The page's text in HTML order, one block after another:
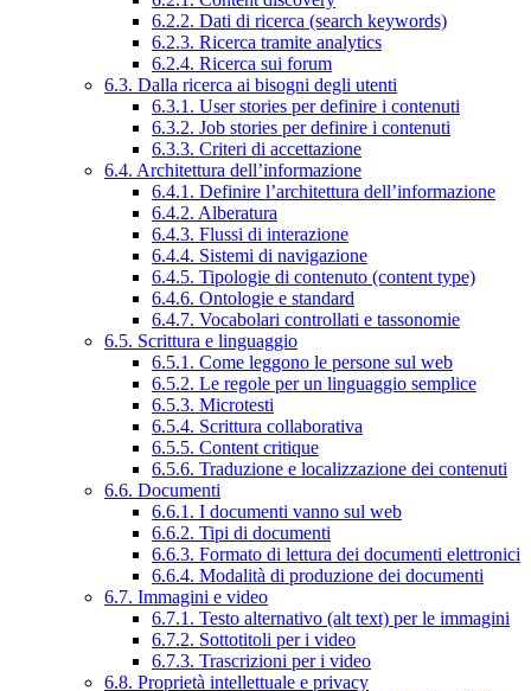
6.2.2. Dati di ricerca (search keywords)
6.2.3. Ricerca tramite analytics
6.2.4. Ricerca sui forum
6.3. Dalla ricerca ai bisogni degli utenti
6.3.1. User stories per definire i contenuti
6.3.2. Job stories per definire i contenuti
6.3.3. Criteri di accettazione
6.4. Architettura dell’informazione
6.4.1. Definire l’architettura dell’informazione
6.4.2. Alberatura
6.4.3. Flussi di interazione
6.4.4. Sistemi di navigazione
6.4.5. Tipologie di contenuto (content type)
6.4.6. Ontologie e standard
6.4.7. Vocabolari controllati e tassonomie
6.5. Scrittura e linguaggio
6.5.1. Come leggono le persone sul web
6.5.2. Le regole per un linguaggio semplice
6.5.3. Microtesti
6.5.4. Scrittura collaborativa
6.5.5. Content critique
6.5.6. Traduzione e localizzazione dei contenuti
6.6. Documenti
6.6.1. I documenti vanno sul web
6.6.2. Tipi di documenti
6.6.3. Formato di lettura dei documenti elettronici
6.6.4. Modalità di produzione dei documenti
6.7. Immagini e video
6.7.1. Testo alternativo (alt text) per le immagini
6.7.2. Sottotitoli per i video
6.7.3. Trascrizioni per i video
6.8. Proprietà intellettuale e privacy